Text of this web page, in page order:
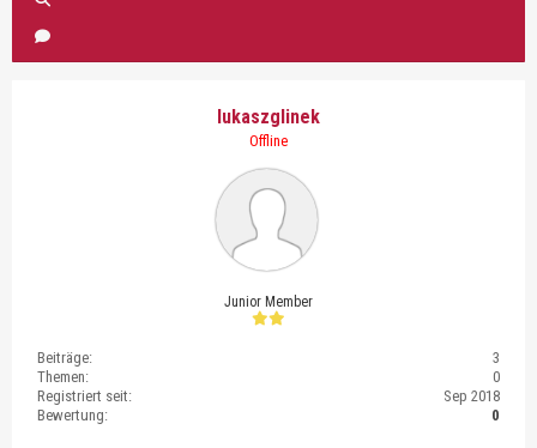
lukaszglinek
Offline
Junior Member
Beiträge:
3
Themen:
0
Registriert seit:
Sep 2018
Bewertung:
0